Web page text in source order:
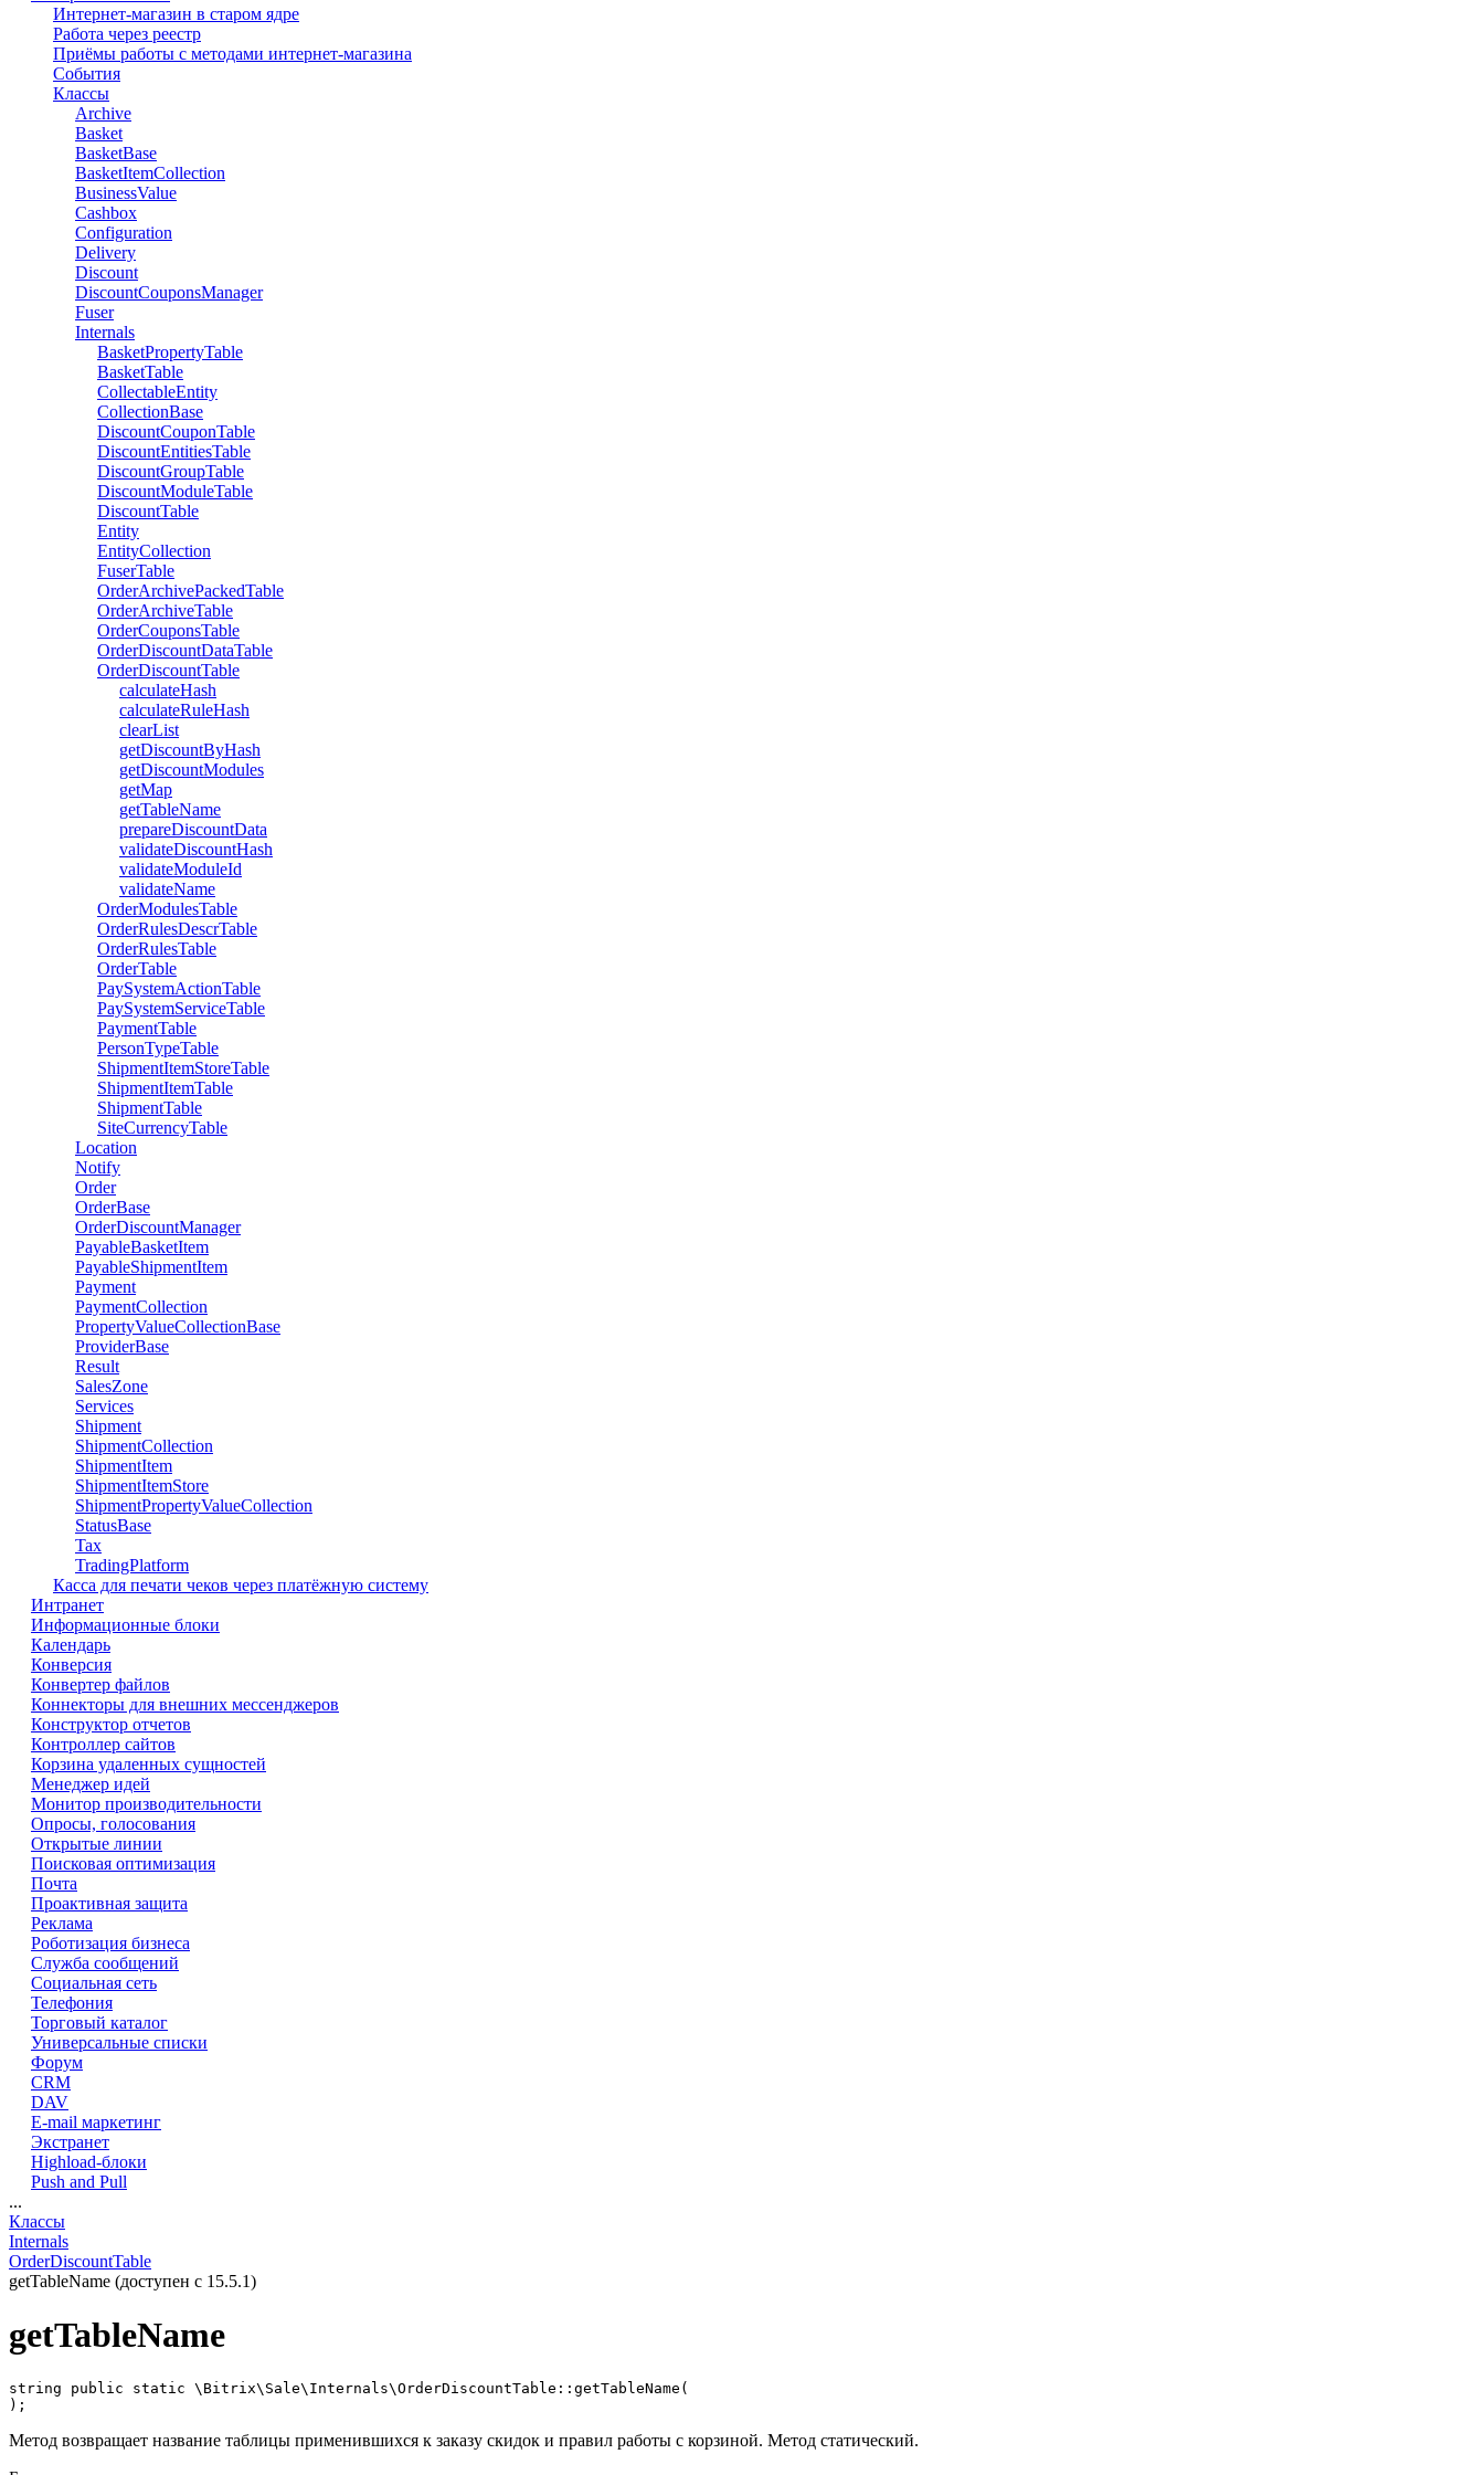
Интернет-магазин в старом ядре
Работа через реестр
Приёмы работы с методами интернет-магазина
События
Классы
Archive
Basket
BasketBase
BasketItemCollection
BusinessValue
Cashbox
Configuration
Delivery
Discount
DiscountCouponsManager
Fuser
Internals
BasketPropertyTable
BasketTable
CollectableEntity
CollectionBase
DiscountCouponTable
DiscountEntitiesTable
DiscountGroupTable
DiscountModuleTable
DiscountTable
Entity
EntityCollection
FuserTable
OrderArchivePackedTable
OrderArchiveTable
OrderCouponsTable
OrderDiscountDataTable
OrderDiscountTable
calculateHash
calculateRuleHash
clearList
getDiscountByHash
getDiscountModules
getMap
getTableName
prepareDiscountData
validateDiscountHash
validateModuleId
validateName
OrderModulesTable
OrderRulesDescrTable
OrderRulesTable
OrderTable
PaySystemActionTable
PaySystemServiceTable
PaymentTable
PersonTypeTable
ShipmentItemStoreTable
ShipmentItemTable
ShipmentTable
SiteCurrencyTable
Location
Notify
Order
OrderBase
OrderDiscountManager
PayableBasketItem
PayableShipmentItem
Payment
PaymentCollection
PropertyValueCollectionBase
ProviderBase
Result
SalesZone
Services
Shipment
ShipmentCollection
ShipmentItem
ShipmentItemStore
ShipmentPropertyValueCollection
StatusBase
Tax
TradingPlatform
Касса для печати чеков через платёжную систему
Интранет
Информационные блоки
Календарь
Конверсия
Конвертер файлов
Коннекторы для внешних мессенджеров
Конструктор отчетов
Контроллер сайтов
Корзина удаленных сущностей
Менеджер идей
Монитор производительности
Опросы, голосования
Открытые линии
Поисковая оптимизация
Почта
Проактивная защита
Реклама
Роботизация бизнеса
Служба сообщений
Социальная сеть
Телефония
Торговый каталог
Универсальные списки
Форум
CRM
DAV
E-mail маркетинг
Экстранет
Highload-блоки
Push and Pull
...
Классы
Internals
OrderDiscountTable
getTableName (доступен с 15.5.1)
getTableName
string public static \Bitrix\Sale\Internals\OrderDiscountTable::getTableName(
);
Метод возвращает название таблицы применившихся к заказу скидок и правил работы с корзиной. Метод статический.